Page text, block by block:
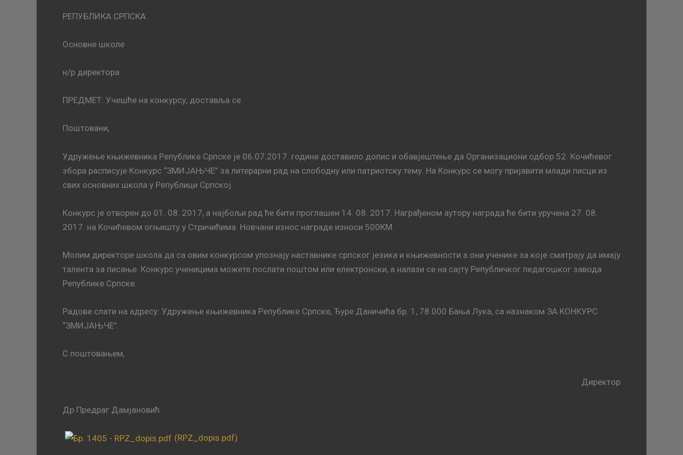
РЕПУБЛИКА СРПСКА
Основне школе
н/р директора
ПРЕДМЕТ: Учешће на конкурсу, доставља се
Поштовани,
Удружење књижевника Републике Српске је 06.07.2017. године доставило допис и обавјештење да Организациони одбор 52. Кочићевог
збора расписује Конкурс “ЗМИЈАЊЧЕ” за литерарни рад на слободну или патриотску тему. На Конкурс се могу пријавити млади писци из
свих основних школа у Републици Српској.
Конкурс је отворен до 01. 08. 2017, a најбољи рад ће бити проглашен 14. 08. 2017. Награђеном аутору награда ће бити уручена 27. 08.
2017. на Кочићевом огњишту у Стричићима. Новчани износ награде износи 500КМ.
Молим директоре школа да са овим конкурсом упознају наставнике српског језика и књижевности а они ученике за које сматрају да имају
талента за писање. Конкурс ученицима можете послати поштом или електронски, а налази се на сајту Републичког педагошког завода
Републике Српске.
Радове слати на адресу: Удружење књижевника Републике Српске, Ђуре Даничића бр. 1, 78 000 Бања Лука, са назнаком ЗА КОНКУРС
“ЗМИЈАЊЧЕ”.
С поштовањем,
Директор
Др Предраг Дамјановић
(RPZ_dopis.pdf)